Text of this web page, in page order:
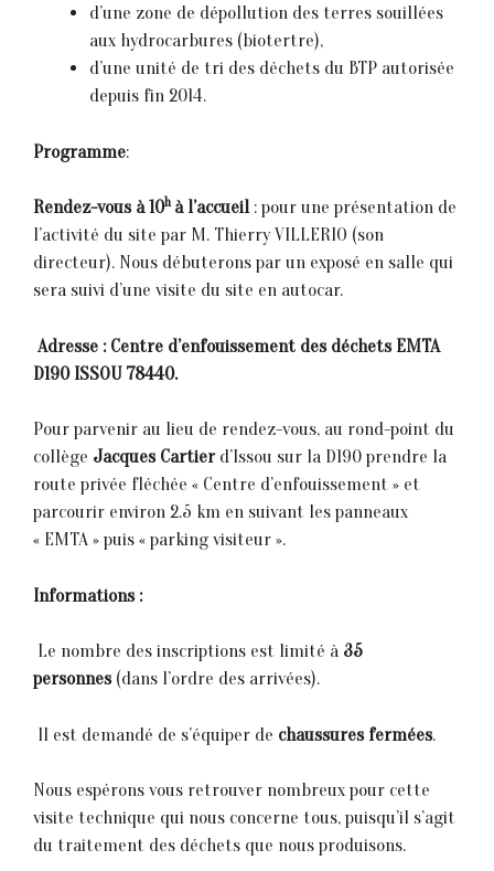
d’une zone de dépollution des terres souillées
aux hydrocarbures (biotertre),
d’une unité de tri des déchets du BTP autorisée
depuis fin 2014.
Programme:
Rendez-vous à 10h à l’accueil : pour une présentation de
l’activité du site par M. Thierry VILLERIO (son
directeur). Nous débuterons par un exposé en salle qui
sera suivi d’une visite du site en autocar.
 Adresse : Centre d’enfouissement des déchets EMTA
D190 ISSOU 78440.
Pour parvenir au lieu de rendez-vous, au rond-point du
collège Jacques Cartierd’Issou sur la D190 prendre la
route privée fléchée « Centre d’enfouissement » et
parcourir environ 2.5 km en suivant les panneaux
« EMTA » puis « parking visiteur ».
Informations :
 Le nombre des inscriptions est limité à 35
personnes(dans l’ordre des arrivées).
 Il est demandé de s’équiper de chaussures fermées.
Nous espérons vous retrouver nombreux pour cette
visite technique qui nous concerne tous, puisqu’il s’agit
du traitement des déchets que nous produisons.